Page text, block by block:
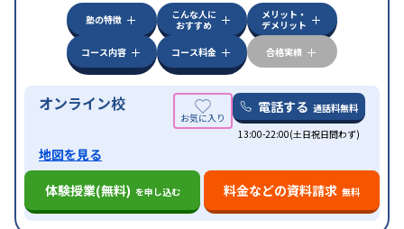
塾の特徴
こんな人に
おすすめ
メリット・
デメリット
コース内容
コース料金 合格実績
オンライン校 電話する 通話料無料
13:00-22:00(土日祝日問わず)
地図を見る
体験授業(無料) を申し込む 料金などの資料請求 無料